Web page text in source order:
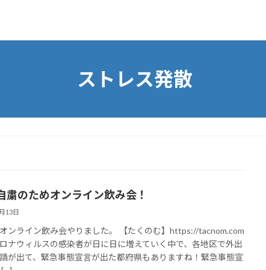
ストレス発散
粛のためオンライン飲み会！
13日
ンライン飲み会やりました。 【たくのむ】https://tacnom.com
ナウィルスの感染者が日に日に増えていく中で、各地区で外出
が出て、緊急事態宣言が出た都府県もありますね！緊急事態宣